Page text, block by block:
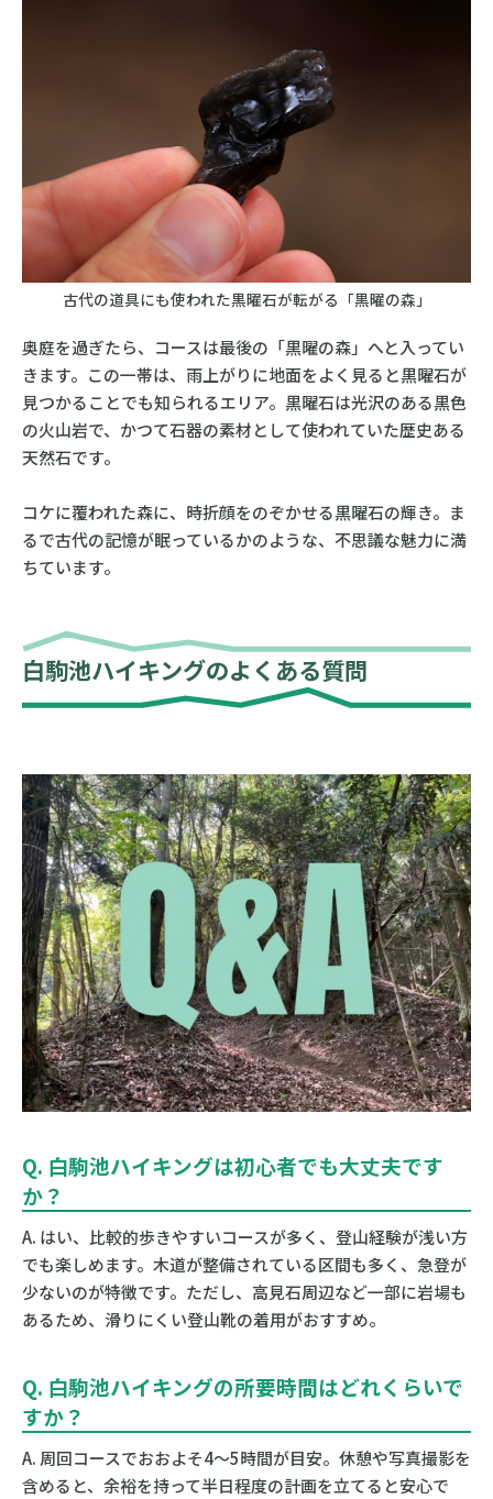
古代の道具にも使われた黒曜石が転がる「黒曜の森」
奥庭を過ぎたら、コースは最後の「黒曜の森」へと入ってい
きます。この一帯は、雨上がりに地面をよく見ると黒曜石が
見つかることでも知られるエリア。黒曜石は光沢のある黒色
の火山岩で、かつて石器の素材として使われていた歴史ある
天然石です。
コケに覆われた森に、時折顔をのぞかせる黒曜石の輝き。ま
るで古代の記憶が眠っているかのような、不思議な魅力に満
ちています。
白駒池ハイキングのよくある質問
Q. 白駒池ハイキングは初心者でも大丈夫です
か？
A. はい、比較的歩きやすいコースが多く、登山経験が浅い方
でも楽しめます。木道が整備されている区間も多く、急登が
少ないのが特徴です。ただし、高見石周辺など一部に岩場も
あるため、滑りにくい登山靴の着用がおすすめ。
Q. 白駒池ハイキングの所要時間はどれくらいで
すか？
A. 周回コースでおおよそ4〜5時間が目安。休憩や写真撮影を
含めると、余裕を持って半日程度の計画を立てると安心で